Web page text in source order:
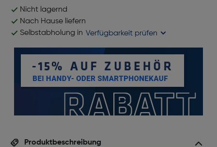
Nicht lagernd
Nach Hause liefern
Selbstabholung in Verfügbarkeit prüfen
Produktbeschreibung